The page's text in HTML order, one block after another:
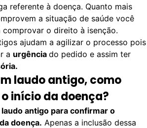
referente à doença. Quanto mais
a situação de saúde você
comprovar o direito à isenção.
ajudam a agilizar o processo pois
a urgência do pedido e assim ter
laudo antigo, como
início da doença?
antigo para confirmar o
doença. Apenas a inclusão dessa